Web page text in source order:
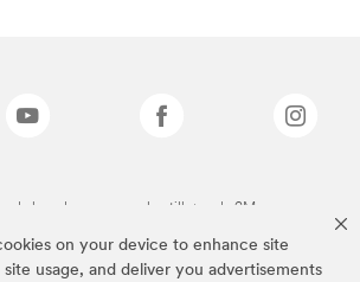
on your device to enhance site
site usage, and deliver you advertisements
brands er varemærker tilhørende 3M.